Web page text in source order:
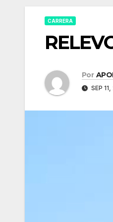
CARRERA
Por
SEP